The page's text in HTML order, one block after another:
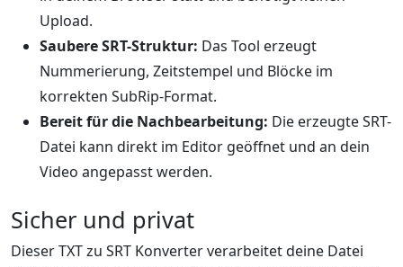
Upload.
Saubere SRT-Struktur: Das Tool erzeugt
Nummerierung, Zeitstempel und Blöcke im
korrekten SubRip-Format.
Bereit für die Nachbearbeitung: Die erzeugte SRT-
Datei kann direkt im Editor geöffnet und an dein
Video angepasst werden.
Sicher und privat
Dieser TXT zu SRT Konverter verarbeitet deine Datei